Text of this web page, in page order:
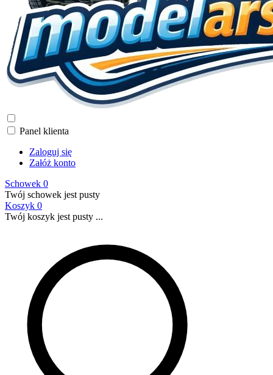
Panel klienta
Zaloguj się
Załóż konto
Schowek 0
Twój schowek jest pusty
Koszyk 0
Twój koszyk jest pusty ...